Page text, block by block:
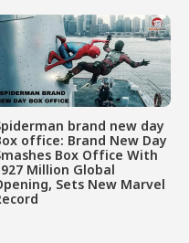
brand new day
office: Brand New Day
Box Office With
Million Global
Sets New Marvel